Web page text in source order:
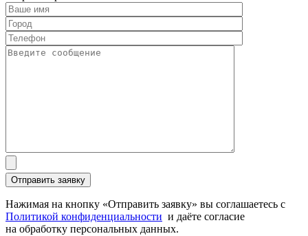
Нажимая на кнопку «Отправить заявку» вы соглашаетесь с
Политикой конфиденциальности и даёте согласие
на обработку персональных данных.